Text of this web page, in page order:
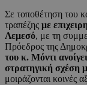
Σε τοποθέτηση του
τραπέζης με
Λεμεσό, με τη
Πρόεδρος της
του κ. Μόντι
στρατηγική σχέση
μοιράζονται κοινές